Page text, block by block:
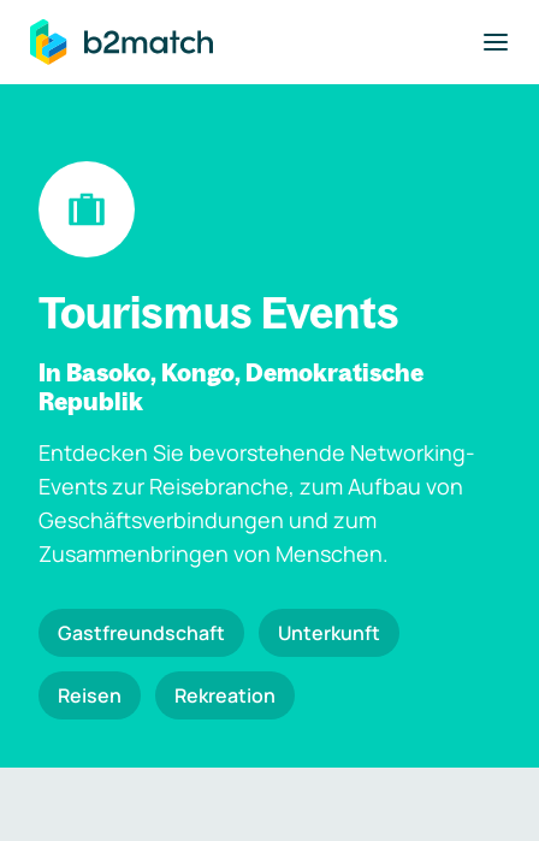
springen
Tourismus Events
In Basoko, Kongo, Demokratische
Republik
Entdecken Sie bevorstehende Networking-
Events zur Reisebranche, zum Aufbau von
Geschäftsverbindungen und zum
Zusammenbringen von Menschen.
Gastfreundschaft Unterkunft
Reisen Rekreation